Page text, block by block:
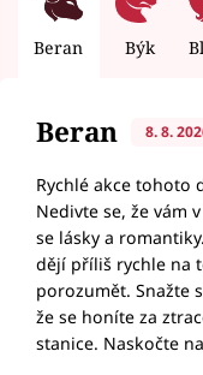
Beran Býk
Beran 8. 8.
Rychlé akce tohoto
Nedivte se, že vám
se lásky a
dějí příliš rychle na
porozumět. Snažte
že se honíte za
stanice. Naskočte